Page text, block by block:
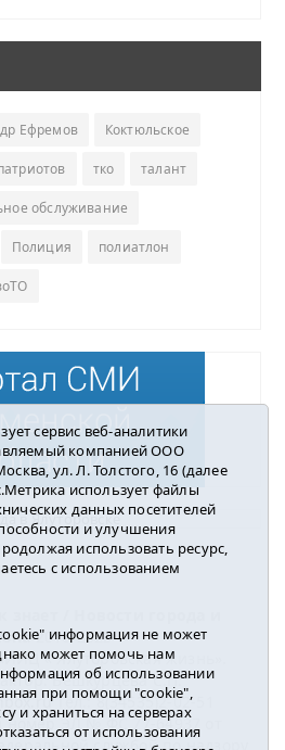
Ефремов Коктюльское
тко талант
обслуживание
Полиция полиатлон
в Ялуторовске
2016-2023
« Ялуторовская жизнь».
Вешкурцева С.П.
Тел.: 8(34535)2-02-51
ЭЛ № ФС 77-64937 от
службой по надзору
сервис веб-аналитики
компанией ООО
ул. Л. Толстого, 16 (далее
использует файлы
данных посетителей
и улучшения
использовать ресурс,
с использованием
информация не может
может помочь нам
об использовании
при помощи "cookie",
и храниться на серверах
от использования